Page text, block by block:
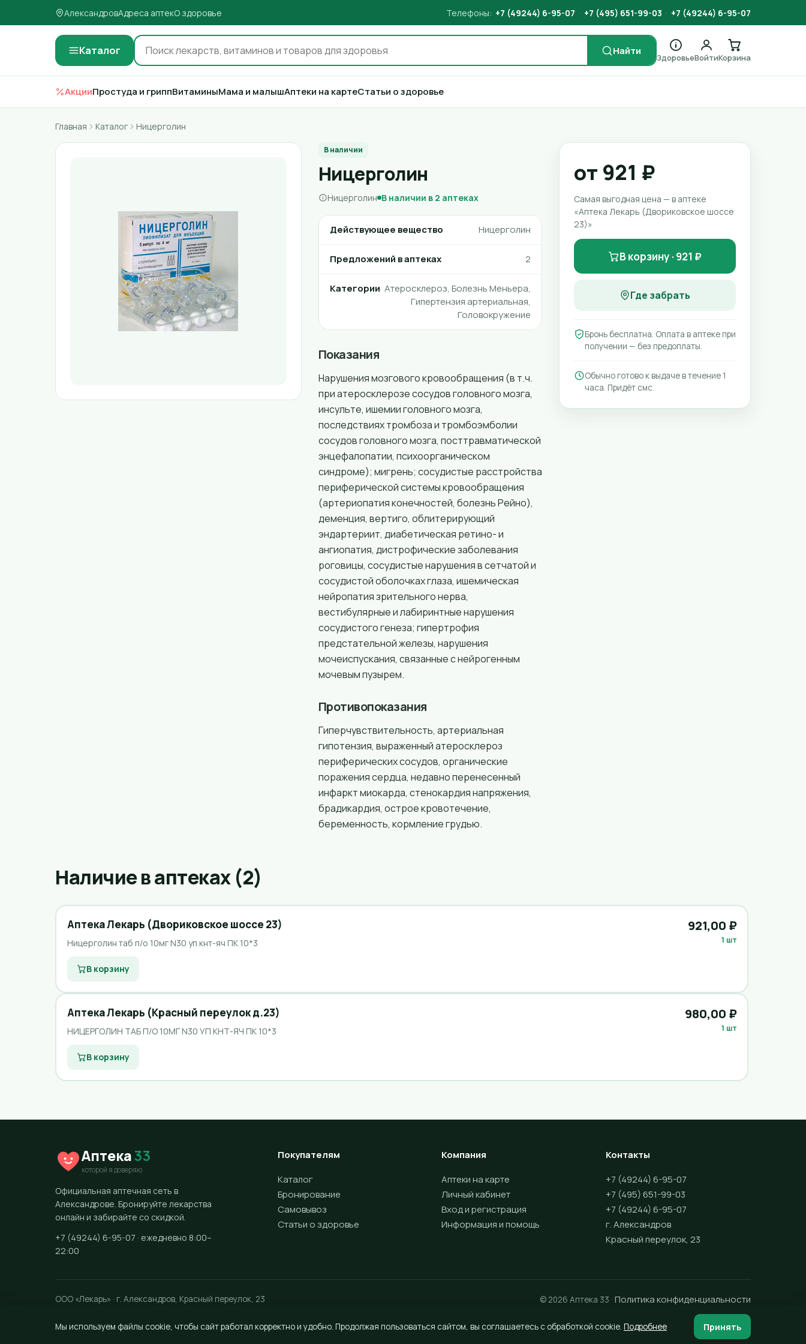
АлександровАдреса аптекО здоровье Телефоны: +7 (49244) 6-95-07 · +7 (495) 651-99-03 · +7 (49244) 6-95-07
Каталог Найти
ЗдоровьеВойтиКорзина
АкцииПростуда и гриппВитаминыМама и малышАптеки на картеСтатьи о здоровье
Главная Каталог Ницерголин
В наличии
Ницерголин
Ницерголин В наличии в 2 аптеках
Действующее вещество Ницерголин
Предложений в аптеках 2
Категории Атеросклероз, Болезнь Меньера,
Гипертензия артериальная,
Головокружение
Показания
Нарушения мозгового кровообращения (в т.ч.
при атеросклерозе сосудов головного мозга,
инсульте, ишемии головного мозга,
последствиях тромбоза и тромбоэмболии
сосудов головного мозга, посттравматической
энцефалопатии, психоорганическом
синдроме); мигрень; сосудистые расстройства
периферической системы кровообращения
(артериопатия конечностей, болезнь Рейно),
деменция, вертиго, облитерирующий
эндартериит, диабетическая ретино- и
ангиопатия, дистрофические заболевания
роговицы, сосудистые нарушения в сетчатой и
сосудистой оболочках глаза, ишемическая
нейропатия зрительного нерва,
вестибулярные и лабиринтные нарушения
сосудистого генеза; гипертрофия
предстательной железы, нарушения
мочеиспускания, связанные с нейрогенным
мочевым пузырем.
Противопоказания
Гиперчувствительность, артериальная
гипотензия, выраженный атеросклероз
периферических сосудов, органические
поражения сердца, недавно перенесенный
инфаркт миокарда, стенокардия напряжения,
брадикардия, острое кровотечение,
беременность, кормление грудью.
от 921 ₽
Самая выгодная цена — в аптеке
«Аптека Лекарь (Двориковское шоссе
23)»
В корзину · 921 ₽
Где забрать
Бронь бесплатна. Оплата в аптеке при
получении — без предоплаты.
Обычно готово к выдаче в течение 1
часа. Придёт смс.
Наличие в аптеках (2)
Аптека Лекарь (Двориковское шоссе 23)
Ницерголин таб п/о 10мг N30 уп кнт-яч ПК 10*3
921,00 ₽
1 шт
В корзину
Аптека Лекарь (Красный переулок д.23)
НИЦЕРГОЛИН ТАБ П/О 10МГ N30 УП КНТ-ЯЧ ПК 10*3
980,00 ₽
1 шт
В корзину
Аптека33
которой я доверяю
Официальная аптечная сеть в
Александрове. Бронируйте лекарства
онлайн и забирайте со скидкой.
+7 (49244) 6-95-07 · ежедневно 8:00–
22:00
Покупателям
Каталог
Бронирование
Самовывоз
Статьи о здоровье
Компания
Аптеки на карте
Личный кабинет
Вход и регистрация
Информация и помощь
Контакты
+7 (49244) 6-95-07
+7 (495) 651-99-03
+7 (49244) 6-95-07
г. Александров
Красный переулок, 23
ООО «Лекарь» · г. Александров, Красный переулок, 23 © 2026 Аптека 33 · Политика конфиденциальности
Мы используем файлы cookie, чтобы сайт работал корректно и удобно. Продолжая пользоваться сайтом, вы соглашаетесь с обработкой cookie. Подробнее Принять